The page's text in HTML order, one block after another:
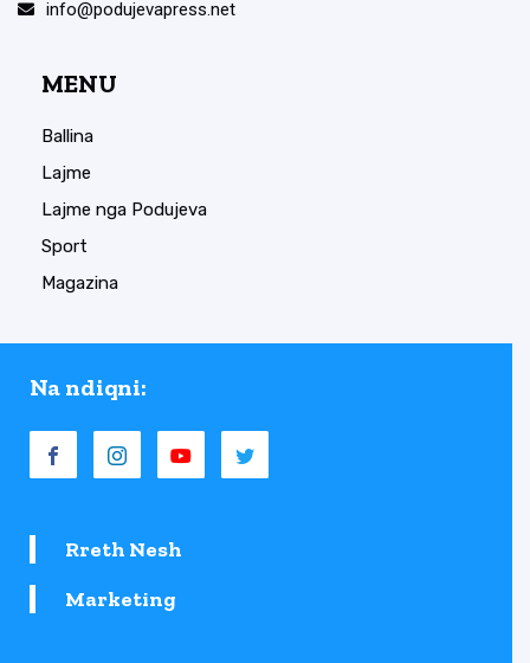
info@podujevapress.net
MENU
Ballina
Lajme
Lajme nga Podujeva
Sport
Magazina
Na ndiqni:
Rreth Nesh
Marketing